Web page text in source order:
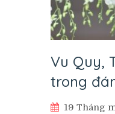
Vu Quy,
trong
19 Tháng